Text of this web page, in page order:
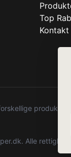
Top
Kontakt
Alle